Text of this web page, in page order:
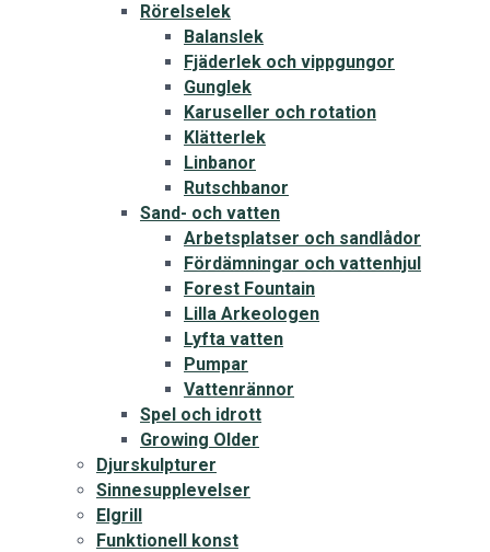
Rörelselek
Balanslek
Fjäderlek och vippgungor
Gunglek
Karuseller och rotation
Klätterlek
Linbanor
Rutschbanor
Sand- och vatten
Arbetsplatser och sandlådor
Fördämningar och vattenhjul
Forest Fountain
Lilla Arkeologen
Lyfta vatten
Pumpar
Vattenrännor
Spel och idrott
Growing Older
Djurskulpturer
Sinnesupplevelser
Elgrill
Funktionell konst